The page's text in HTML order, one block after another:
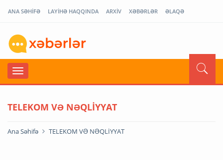
ANA SƏHİFƏ LAYİHƏ HAQQINDA ARXİV XƏBƏRLƏR ƏLAQƏ
TELEKOM VƏ NƏQLİYYAT
Ana Səhifə TELEKOM VƏ NƏQLİYYAT